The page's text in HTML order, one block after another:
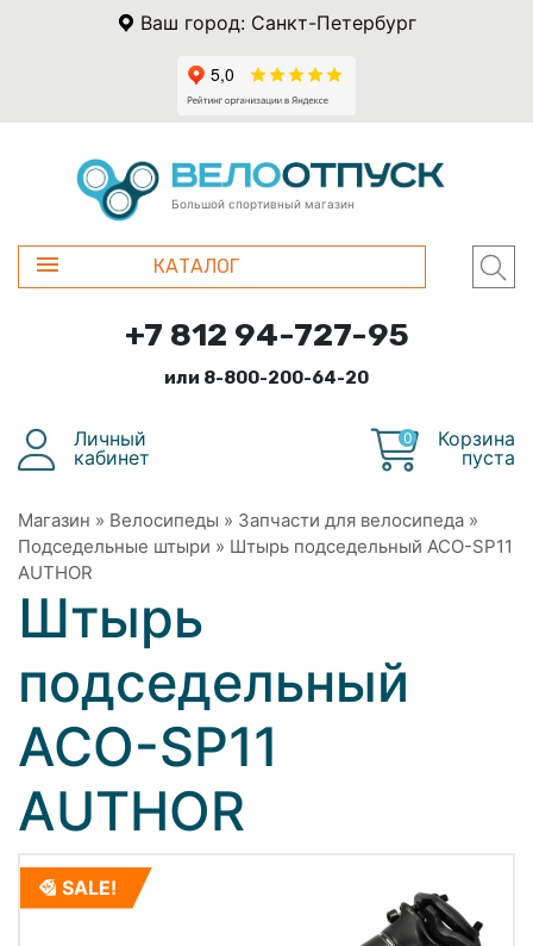
Ваш город: Санкт-Петербург
Большой спортивный магазин
КАТАЛОГ
+7 812 94-727-95
или 8-800-200-64-20
Личный
кабинет
0
Корзина
пуста
Магазин » Велосипеды » Запчасти для велосипеда »
Подседельные штыри » Штырь подседельный ACO-SP11
AUTHOR
Штырь
подседельный
ACO-SP11
AUTHOR
SALE!